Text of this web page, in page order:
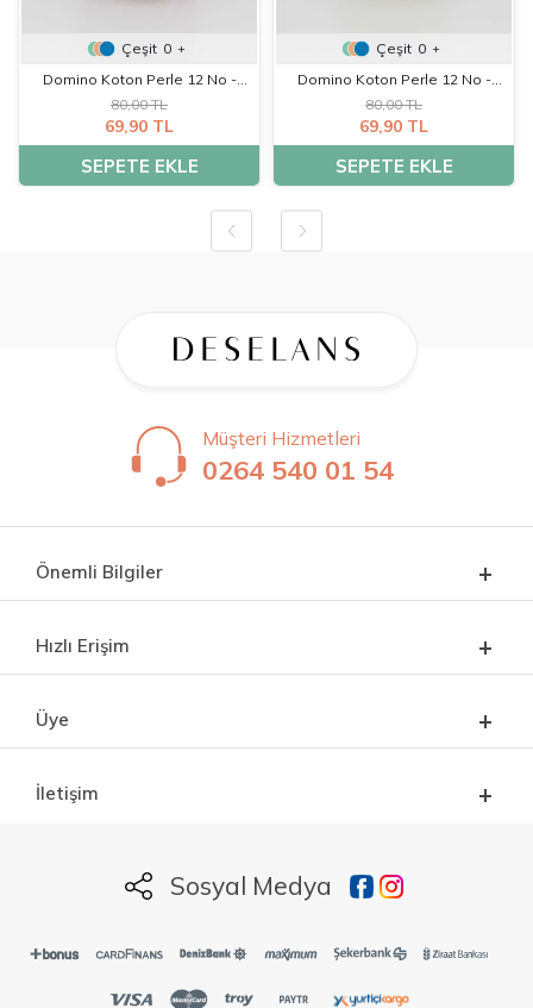
Çeşit 0 +
Domino Koton Perle 12 No -
K0122
80,00 TL
69,90 TL
SEPETE EKLE
Çeşit 0 +
Domino Koton Perle 12 No -
K0213
80,00 TL
69,90 TL
SEPETE EKLE
Müşteri Hizmetleri
0264 540 01 54
Önemli Bilgiler
Hızlı Erişim
Üye
İletişim
Sosyal Medya